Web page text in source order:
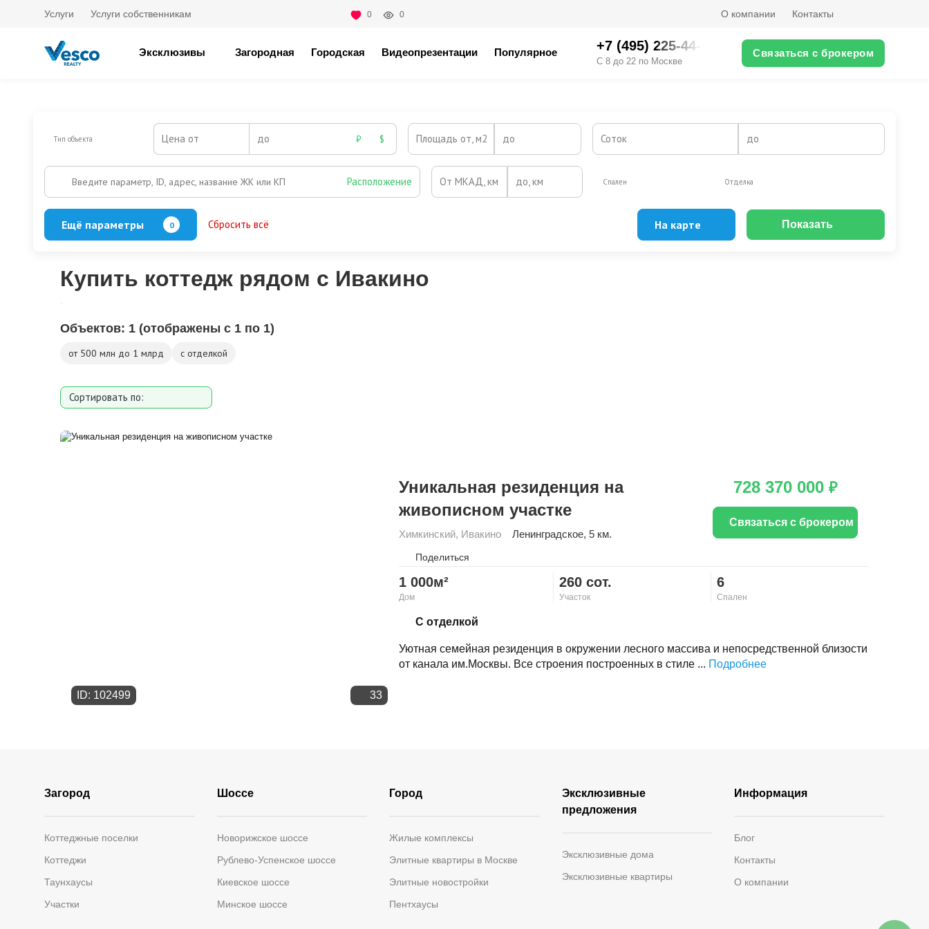
Услуги Услуги собственникам 0 0 О компании Контакты
Эксклюзивы Загородная Городская Видеопрезентации Популярное +7 (495) 225-44-XX
С 8 до 22 по Москве
Связаться с брокером
Тип объекта Цена от до ₽ $ Площадь от, м2 до Соток до
Введите параметр, ID, адрес, название ЖК или КП Расположение От МКАД, км до, км Спален Отделка
Ещё параметры 0 Сбросить всё На карте Показать
Купить коттедж рядом с Ивакино
Объектов: 1 (отображены с 1 по 1)
от 500 млн до 1 млрд с отделкой
Сортировать по:
Площади участка
ID: 102499 33
Уникальная резиденция на
живописном участке
Химкинский, Ивакино Ленинградское, 5 км.
Поделиться
Скопировать ссылку
1 000м²
Дом
260 сот.
Участок
6
Спален
С отделкой
Уютная семейная резиденция в окружении лесного массива и непосредственной близости
от канала им.Москвы. Все строения построенных в стиле ... Подробнее
728 370 000 ₽
Связаться с брокером
Загород
Коттеджные поселки
Коттеджи
Таунхаусы
Участки
Шоссе
Новорижское шоссе
Рублево-Успенское шоссе
Киевское шоссе
Минское шоссе
Город
Жилые комплексы
Элитные квартиры в Москве
Элитные новостройки
Пентхаусы
Эксклюзивные
предложения
Эксклюзивные дома
Эксклюзивные квартиры
Информация
Блог
Контакты
О компании